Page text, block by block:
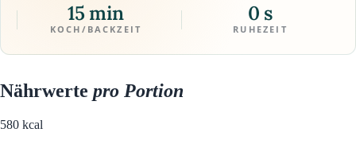
15 min
KOCH/BACKZEIT
0 s
RUHEZEIT
Nährwerte pro Portion
580 kcal